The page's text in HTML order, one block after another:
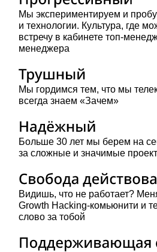
Мы экспериментируем и
и технологии. Культура, где
встречу в кабинете топ-
менеджера
Мы гордимся тем, что мы
всегда знаем «Зачем»
Больше 30 лет мы берем на
за сложные и значимые
Видишь, что не работает?
Growth Hacking-комьюнити и
слово за тобой